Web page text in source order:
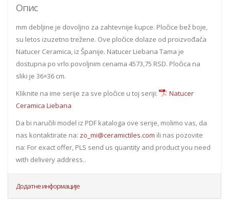
Опис
mm debljine je dovoljno za zahtevnije kupce. Pločice bež boje,
su letos izuzetno trežene. Ove pločice dolaze od proizvođača
Natucer Ceramica, iz Španije. Natucer Liebana Tama je
dostupna po vrlo povoljnim cenama 4573,75 RSD. Pločica na
sliki je 36×36 cm.
Kliknite na ime serije za sve pločice u toj seriji:
Natucer
Ceramica Liebana
Da bi naručili model iz PDF kataloga ove serije, molimo vas, da
nas kontaktirate na: zo_mi@ceramictiles.com ili nas pozovite
na: For exact offer, PLS send us quantity and product you need
with delivery address..
Додатне информације